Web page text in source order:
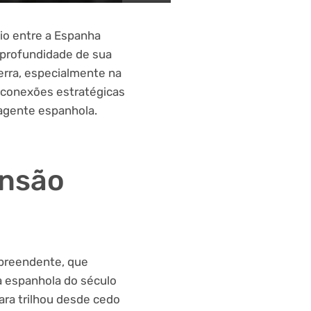
entre a Espanha
de sua
especialmente na
estratégicas
espanhola.
que
do século
trilhou desde cedo